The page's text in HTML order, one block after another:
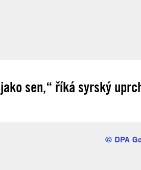
sen,“ říká syrský